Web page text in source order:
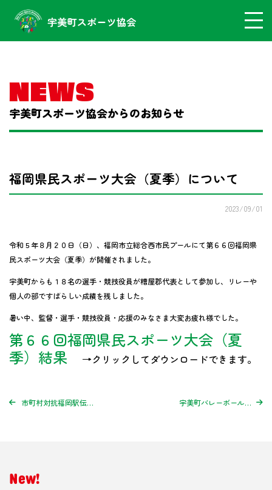
NEWS
宇美町スポーツ協会からのお知らせ
福岡県民スポーツ大会（夏季）について
2023/09/01
令和５年８月２０日（日）、福岡市立総合西市民プールにて第６６回福岡県
民スポーツ大会（夏季）が開催されました。
宇美町からも１８名の選手・競技役員が糟屋郡代表として参加し、リレーや
個人の部ですばらしい成績を残しました。
暑い中、監督・選手・競技役員・応援のみなさま大変お疲れ様でした。
第６６回福岡県民スポーツ大会（夏
季）結果
→クリックしてダウンロードできます。
市町村対抗福岡駅伝宇美町代表選手選考会について ※参加者募集は締め切りました 宇美町バレーボール協会主催「烈ッ！（レッツ）バレーボール」参加者募集について ※参加者募集は締め切りました
New!